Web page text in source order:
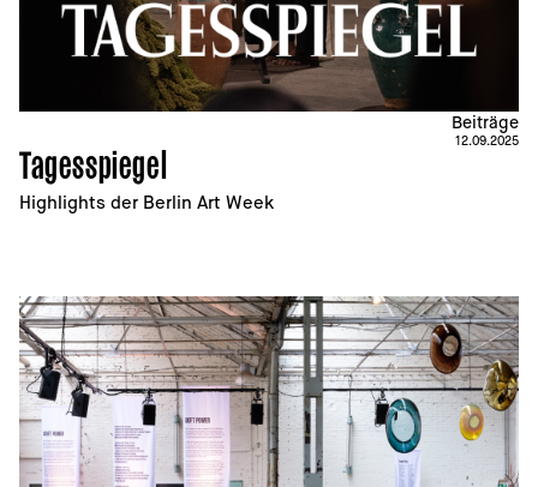
Tagesspiegel
Highlights der Berlin Art Week
Beiträge
12.09.2025